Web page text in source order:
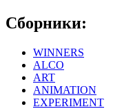
Сборники:
WINNERS
ALCO
ART
ANIMATION
EXPERIMENT